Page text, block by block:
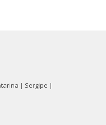
| Sergipe |